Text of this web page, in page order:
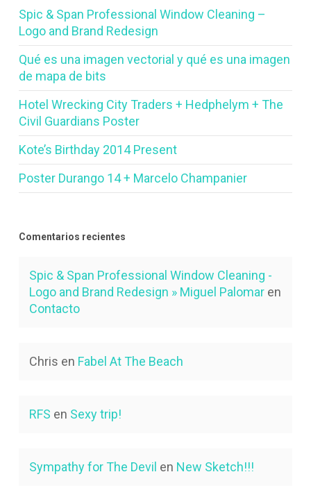
Spic & Span Professional Window Cleaning –
Logo and Brand Redesign
Qué es una imagen vectorial y qué es una imagen
de mapa de bits
Hotel Wrecking City Traders + Hedphelym + The
Civil Guardians Poster
Kote’s Birthday 2014 Present
Poster Durango 14 + Marcelo Champanier
Comentarios recientes
Spic & Span Professional Window Cleaning -
Logo and Brand Redesign » Miguel Palomaren
Contacto
Chris en Fabel At The Beach
RFS en Sexy trip!
Sympathy for The Devil en New Sketch!!!